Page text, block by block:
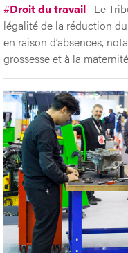
#Droit du travail Le
légalité de la réduction
en raison d’absences,
grossesse et à la